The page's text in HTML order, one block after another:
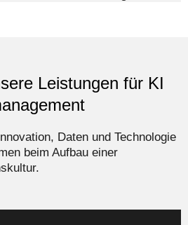
Leistungen für KI
Daten und Technologie
beim Aufbau einer